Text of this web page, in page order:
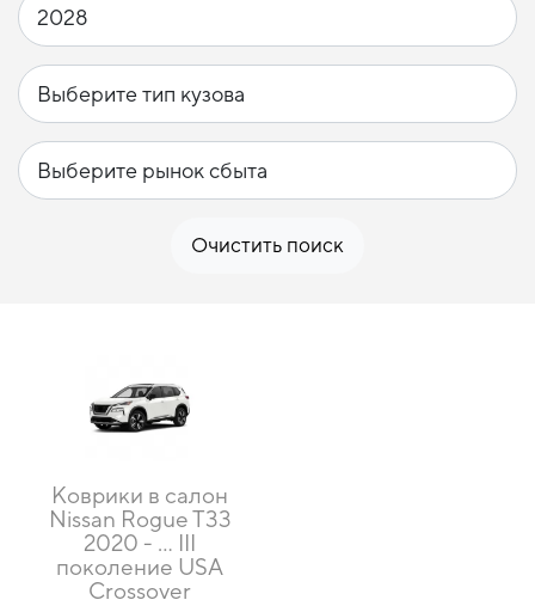
Очистить поиск
Коврики в салон
Nissan Rogue T33
2020 - … III
поколение USA
Crossover